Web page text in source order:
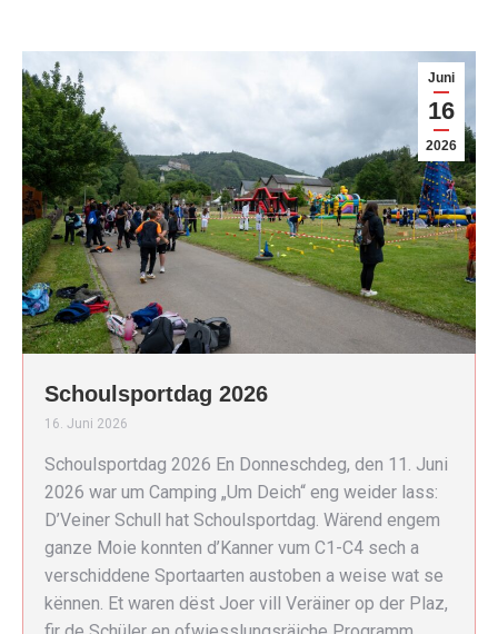
Juni
16
2026
Schoulsportdag 2026
16. Juni 2026
Schoulsportdag 2026 En Donneschdeg, den 11. Juni
2026 war um Camping „Um Deich“ eng weider lass:
D’Veiner Schull hat Schoulsportdag. Wärend engem
ganze Moie konnten d’Kanner vum C1-C4 sech a
verschiddene Sportaarten austoben a weise wat se
kënnen. Et waren dëst Joer vill Veräiner op der Plaz,